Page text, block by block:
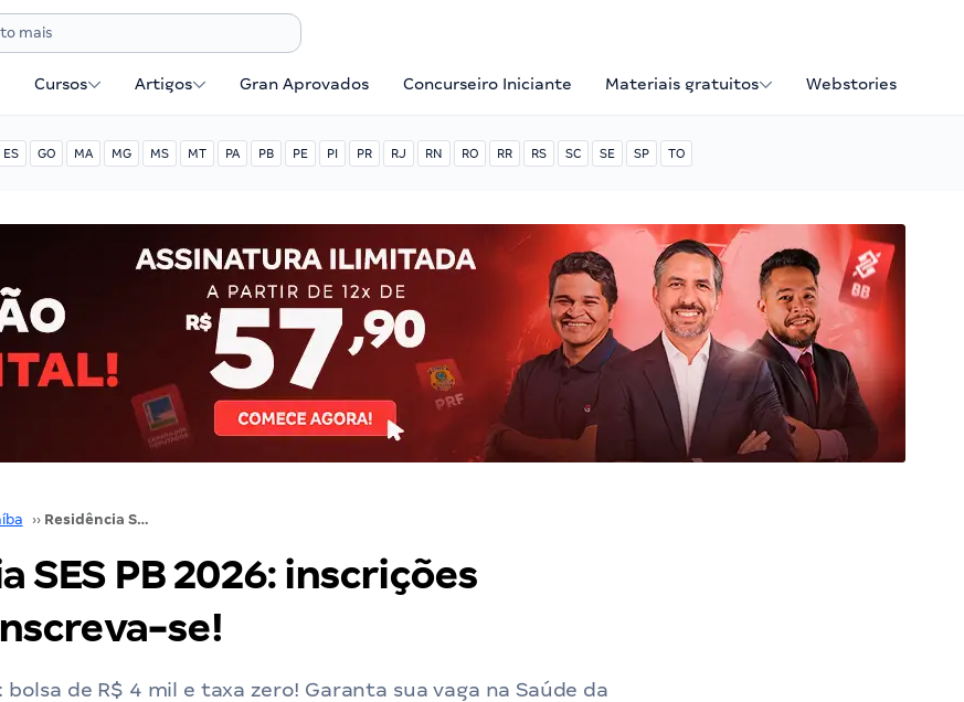
Cursos Artigos Gran Aprovados Concurseiro Iniciante Materiais gratuitos Webstories
ES GO MA MG MS MT PA PB PE PI PR RJ RN RO RR RS SC SE SP TO
›› Residência SES PB 2026: inscrições abertas, inscreva-se!
SES PB 2026: inscrições
se!
bolsa de R$ 4 mil e taxa zero! Garanta sua vaga na Saúde da